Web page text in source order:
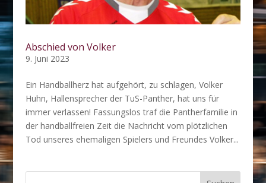
Abschied von Volker
9. Juni 2023
Ein Handballherz hat aufgehört, zu schlagen, Volker
Huhn, Hallensprecher der TuS-Panther, hat uns für
immer verlassen! Fassungslos traf die Pantherfamilie in
der handballfreien Zeit die Nachricht vom plötzlichen
Tod unseres ehemaligen Spielers und Freundes Volker...